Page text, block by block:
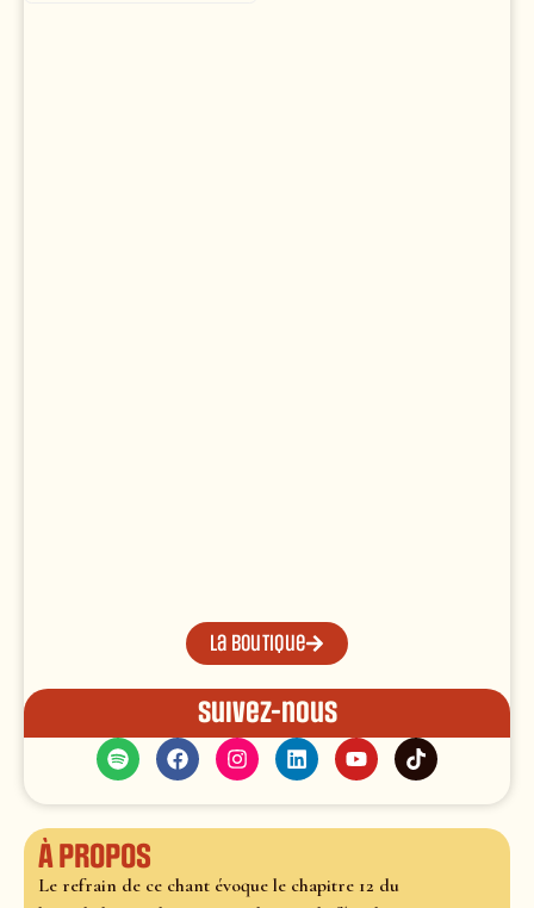
La boutique
Suivez-nous
À propos
Le refrain de ce chant évoque le chapitre 12 du